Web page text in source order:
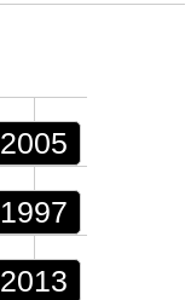
2005
1997
2013